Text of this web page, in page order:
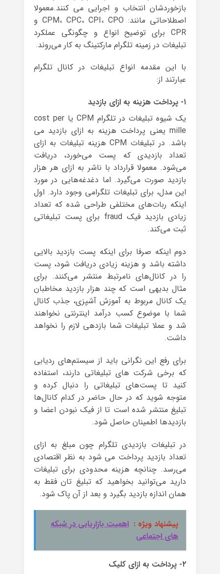
بازخوردشان انتخاب و اجرایی می کنند.معمولا
اصطلاحاتی مانند: CPM، CPC، CPI، CPO و
CPR برای توضیح انواع و چگونگی عملکرد
تبلیغات در زمینه تلگرام مارکتینگ به کار می‌روند.
با این مقدمه انواع تبلیغات در کانال تلگرام
عبارتند از:
۱- پرداخت هزینه به ازای بازدید
یک شیوه تبلیغات در تلگرام CPM یا cost per
mille یعنی پرداخت هزینه به ازای بازدید می
باشد. در تبلیغات CPM هزینه تبلیغات به ازای
تعداد بازدیدی که پست می‌خورد، دریافت
می‌شود. معمولا قرارداد با ناشر به ازای هر هزار
بازدید صورت می‌گیرد. اما دغدغه‌هایی در مورد
این مدل، برای تبلیغات تلگرامی وجود دارد. اول
اینکه ربات‌های مختلفی طراحی شده که تعداد
زیادی بازدید فیک fraud برای پست تبلیغاتی
ثبت می‌کند.
دوم اینکه صرفا برای اینکه پست بازدید بالایی
داشته باشد و هزینه زیادی دریافت شود، پست
را در کانال‌های نامرتبط منتشر می‌کنند. برای
مثال بدیهی است که چند هزار بازدید مخاطبان
یک کانال مربوط به آموزش آشپزی، جذب کانال
شما با موضوع کسب درآمد اینترنتی نخواهند
شد و عملا تبلیغات شما بازدهی لازم را نخواهد
داشت.
برای رفع این نگرانی باید از سیستم‌های ردیابی
که برخی شرکت های تبلیغاتی دارند، استفاده
کنید تا پست‌های تبلیغاتی را دنبال کرده و
متوجه شوید که در حال حاضر در کدام کانال‌ها
تبلیغ منتشر شده است تا از فیک نبودن اعضا و
بازدیدها اطمینان حاصل شود.
در تبلیغات بازدیدی تلگرام چون مبلغ به ازای
تعداد بازدید پرداخت می شود به نظر اقتصادی
می‌رسد. چنانچه هزینه محدودی برای تبلیغات
دارید می‌توانید بخواهید که تبلیغ تان فقط به
همان اندازه بازدید بگیرد و بعد از آن پاک شود.
پیشنهاد ویژه : اهمیت بازاریابی در شبکه
های اجتماعی
۲- پرداخت به ازای کلیک